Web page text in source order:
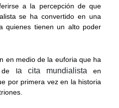
a la percepción de que
se ha convertido en una
quienes tienen un alto poder
en medio de la euforia que ha
de la cita mundialistaen
por primera vez en la historia